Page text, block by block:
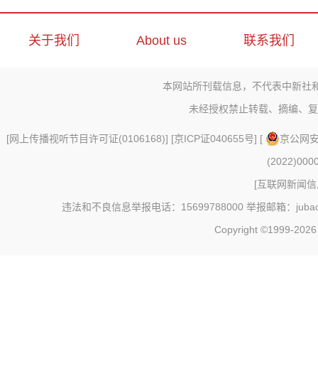
关于我们 About us 联系我们
本网站所刊载信息，不代表中新社
未经授权禁止转载、摘编、
[网上传播视听节目许可证(0106168)] [京ICP证040655号] [
京公网
[互联网新闻
违法和不良信息举报电话：15699788000 举报邮箱：
Copyright ©1999-